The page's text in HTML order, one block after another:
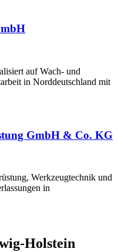
auf Wach- und
in Norddeutschland mit
GmbH & Co. KG
Werkzeugtechnik und
in
Holstein